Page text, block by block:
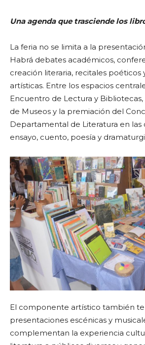
Una agenda que trasciende los
La feria no se limita a la
Habrá debates académicos,
creación literaria, recitales poéticos
artísticas. Entre los espacios
Encuentro de Lectura y
de Museos y la premiación del
Departamental de Literatura en las
ensayo, cuento, poesía y
El componente artístico también
presentaciones escénicas y
complementan la experiencia